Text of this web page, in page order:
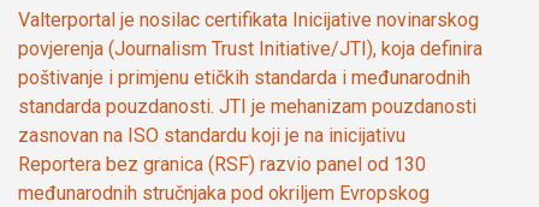
Valterportal je nosilac certifikata Inicijative novinarskog
povjerenja (Journalism Trust Initiative/JTI), koja definira
poštivanje i primjenu etičkih standarda i međunarodnih
standarda pouzdanosti. JTI je mehanizam pouzdanosti
zasnovan na ISO standardu koji je na inicijativu
Reportera bez granica (RSF) razvio panel od 130
međunarodnih stručnjaka pod okriljem Evropskog